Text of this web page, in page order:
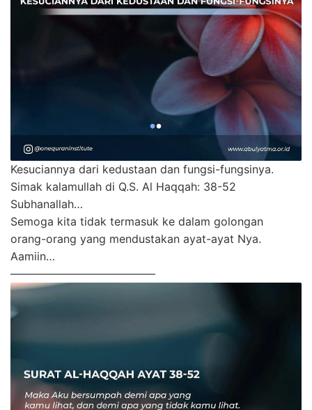
Kesuciannya dari kedustaan dan fungsi-fungsinya.
Simak kalamullah di Q.S. Al Haqqah: 38-52
Subhanallah…
Semoga kita tidak termasuk ke dalam golongan
orang-orang yang mendustakan ayat-ayat Nya.
Aamiin…
—————————————